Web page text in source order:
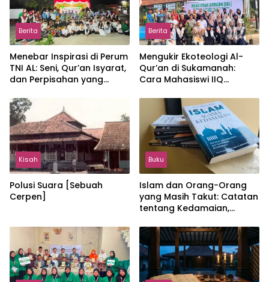
Berita
Menebar Inspirasi di Perum
TNI AL: Seni, Qur’an Isyarat,
dan Perpisahan yang
Berita
Mengukir Ekoteologi Al-
Qur’an di Sukamanah:
Cara Mahasiswi IIQ
Jonggol
Kisah
Polusi Suara [Sebuah
Cerpen]
Buku
Islam dan Orang-Orang
yang Masih Takut: Catatan
tentang Kedamaian,
dalam Pemikiran Masykuri
Abdillah